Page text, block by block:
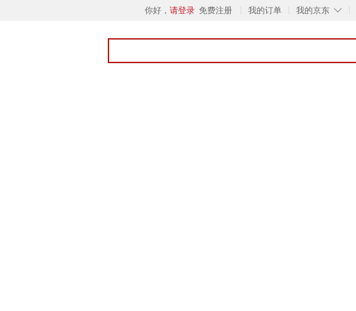
你好， 请登录 免费注册 我的订单 ◇
我的京东